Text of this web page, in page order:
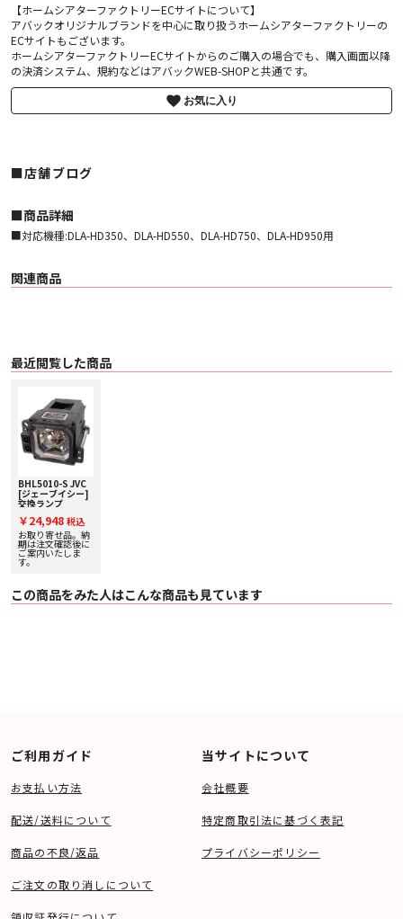
【ホームシアターファクトリーECサイトについて】
アバックオリジナルブランドを中心に取り扱うホームシアターファクトリーの
ECサイトもございます。
ホームシアターファクトリーECサイトからのご購入の場合でも、購入画面以降
の決済システム、規約などはアバックWEB-SHOPと共通です。
お気に入り
■店舗ブログ
■︎商品詳細
■対応機種:DLA-HD350、DLA-HD550、DLA-HD750、DLA-HD950用
関連商品
最近閲覧した商品
BHL5010-S JVC
[ジェーブイシー]
交換ランプ
￥24,948 税込
お取り寄せ品。納
期は注文確認後に
ご案内いたしま
す。
この商品をみた人はこんな商品も見ています
ご利用ガイド
お支払い方法
配送/送料について
商品の不良/返品
ご注文の取り消しについて
当サイトについて
会社概要
特定商取引法に基づく表記
プライバシーポリシー